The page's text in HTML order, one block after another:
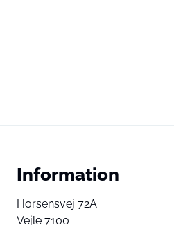
Information
Horsensvej 72A
Vejle 7100